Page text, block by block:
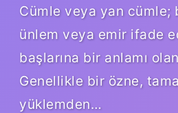
Cümle veya yan cümle;
ünlem veya emir ifade
başlarına bir anlamı
Genellikle bir özne,
yüklemden…